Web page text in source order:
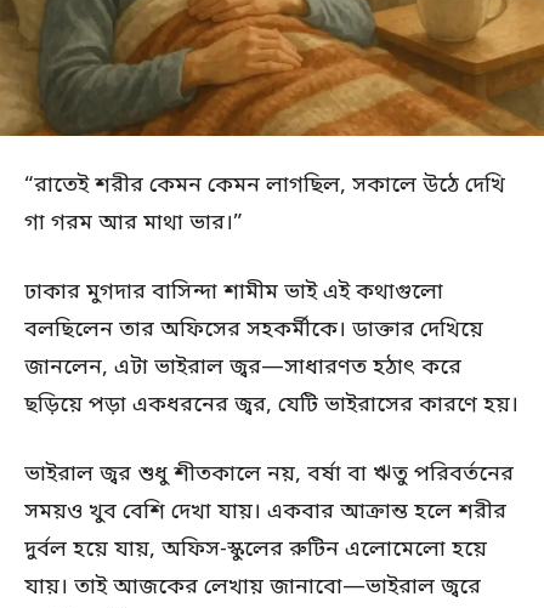
“রাতেই শরীর কেমন কেমন লাগছিল, সকালে উঠে দেখি
গা গরম আর মাথা ভার।”
ঢাকার মুগদার বাসিন্দা শামীম ভাই এই কথাগুলো
বলছিলেন তার অফিসের সহকর্মীকে। ডাক্তার দেখিয়ে
জানলেন, এটা ভাইরাল জ্বর—সাধারণত হঠাৎ করে
ছড়িয়ে পড়া একধরনের জ্বর, যেটি ভাইরাসের কারণে হয়।
ভাইরাল জ্বর শুধু শীতকালে নয়, বর্ষা বা ঋতু পরিবর্তনের
সময়ও খুব বেশি দেখা যায়। একবার আক্রান্ত হলে শরীর
দুর্বল হয়ে যায়, অফিস-স্কুলের রুটিন এলোমেলো হয়ে
যায়। তাই আজকের লেখায় জানাবো—ভাইরাল জ্বরে